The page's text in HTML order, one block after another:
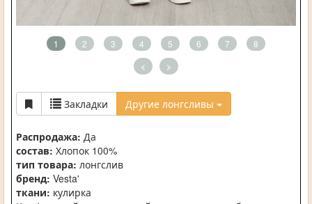
1 2 3 4 5 6 7 8
< >
Закладки Другие лонгсливы
Распродажа: Да
состав: Хлопок 100%
тип товара: лонгслив
бренд: Vesta'
ткани: кулирка